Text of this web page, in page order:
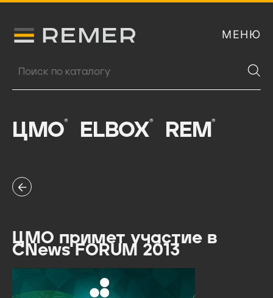
Логитип компании Remer МЕНЮ
Поиск продукции
ЦМО® ELBOX® REM ®
ЦМО примет участие в
CNews FORUM 2013